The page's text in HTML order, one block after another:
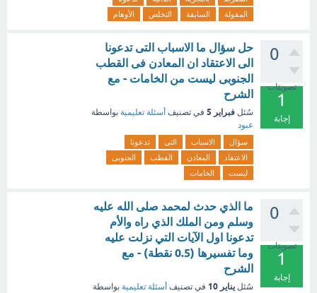
المقولة
السابقة التخلص الأوهام
0
تصويتات
1
إجابة
حل سؤال ما الاسباب التى تدعونا
الى الاعتقاد ان المعادن فى القطب
الجنوبى ليست من الخامات - مع
الشرح
سُئل فبراير 5 في تصنيف أسئلة تعليمية بواسطة
عبود
سؤال الاسباب التى
تدعونا
الاعتقاد
المعادن القطب
الجنوبى
ليست
الخامات
0
تصويتات
1
إجابة
ما الذي حدث لمحمد صلى الله عليه
وسلم ومن الملك الذي راه والأم
تدعونا اول الآيات التي نزلت عليه
وما تفسيرها (0.5 نقطة) - مع
الشرح
سُئل يناير 10 في تصنيف أسئلة تعليمية بواسطة